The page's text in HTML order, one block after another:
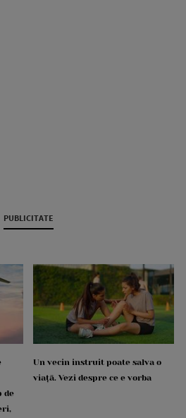
PUBLICITATE
de
Un vecin instruit poate salva o
viață. Vezi despre ce e vorba